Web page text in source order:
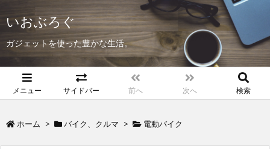
いおぶろぐ
ガジェットを使った豊かな生活。
メニュー サイドバー 前へ 次へ 検索
ホーム > バイク、クルマ > 電動バイク